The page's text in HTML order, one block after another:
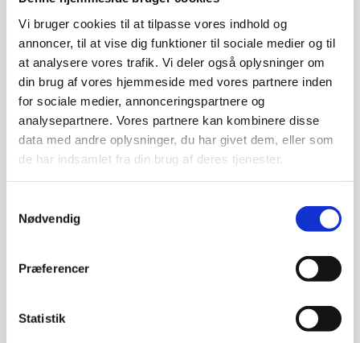
Vi bruger cookies til at tilpasse vores indhold og
annoncer, til at vise dig funktioner til sociale medier og til
at analysere vores trafik. Vi deler også oplysninger om
din brug af vores hjemmeside med vores partnere inden
for sociale medier, annonceringspartnere og
analysepartnere. Vores partnere kan kombinere disse
data med andre oplysninger, du har givet dem, eller som
de har indsamlet fra din brug af deres tjenester.
Nødvendig
Præferencer
Statistik
rustfrit…
6.498,00
DKK
ex. moms
Vi prismatcher
rustfrit stål
3.198,00 DKK
ex. moms
Vi prismatcher
1900x350x400 m/ varme
indbygget varmeUdført i
rustfrit…
1100x350x700 (neutral)
1100x350x700mmUdført i